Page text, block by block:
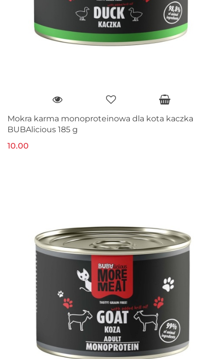
Mokra karma monoproteinowa dla kota kaczka
BUBAlicious 185 g
10.00